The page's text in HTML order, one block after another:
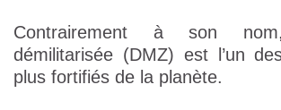
Contrairement à son
démilitarisée (DMZ) est l’un
plus fortifiés de la planète.